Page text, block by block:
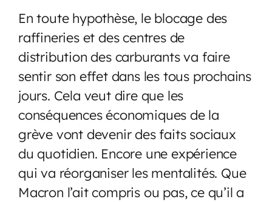
En toute hypothèse, le blocage des
raffineries et des centres de
distribution des carburants va faire
sentir son effet dans les tous prochains
jours. Cela veut dire que les
conséquences économiques de la
grève vont devenir des faits sociaux
du quotidien. Encore une expérience
qui va réorganiser les mentalités. Que
Macron l’ait compris ou pas, ce qu’il a